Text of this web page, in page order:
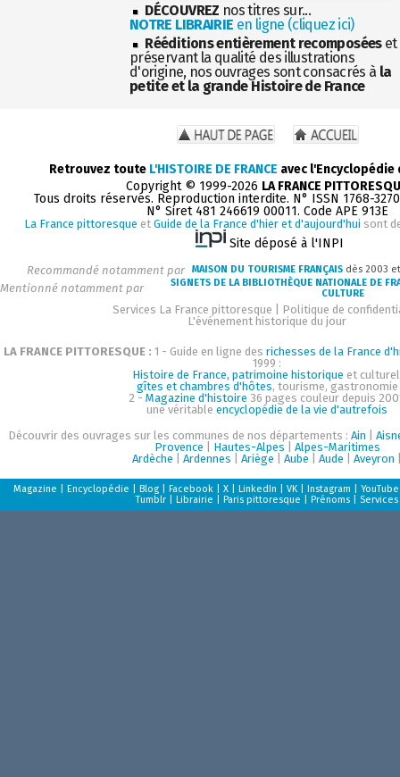
DÉCOUVREZ nos titres sur...
NOTRE LIBRAIRIE en ligne (cliquez ici)
Rééditions entièrement recomposéeset
préservant la qualité des illustrations
d'origine, nos ouvrages sont consacrés à la
petite et la grande Histoire de France
Retrouvez toute L'HISTOIRE DE FRANCE avec
Copyright © 1999-2026 LA FRANCE
Tous droits réservés. Reproduction interdite. N° ISSN 1768-
N° Siret 481 246619 00011. Code APE 913E
La France pittoresque et Guide de la France d'hier et d'aujourd'hui sont
Site déposé à l'INPI
Recommandé notamment par MAISON DU TOURISME FRANÇAIS dès 2003
Mentionné notamment par
SIGNETS DE LA BIBLIOTHÈQUE NATIONALE DE
CULTURE
Services La France pittoresque
Politique de
L'événement historique du jour
LA FRANCE PITTORESQUE : 1 - Guide en ligne des richesses de la France
1999 :
Histoire de France, patrimoine historique et
gîtes et chambres d'hôtes, tourisme, gastronomie
2 - Magazine d'histoire 36 pages couleur depuis
une véritableencyclopédie de la vie d'autrefois
Découvrir des ouvrages sur les communes de nos départements :Ain |
Provence
Hautes-Alpes
Alpes-Maritimes
Ardèche |Ardennes |Ariège |Aube |Aude |Aveyron
Magazine |Encyclopédie |Blog |Facebook |X |LinkedIn |VK |Instagram |YouTube
Tumblr |Librairie |Paris pittoresque |Prénoms Services